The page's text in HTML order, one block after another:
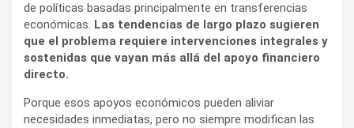
de políticas basadas principalmente en transferencias
económicas. Las tendencias de largo plazo sugieren
que el problema requiere intervenciones integrales y
sostenidas que vayan más allá del apoyo financiero
directo.
Porque esos apoyos económicos pueden aliviar
necesidades inmediatas, pero no siempre modifican las